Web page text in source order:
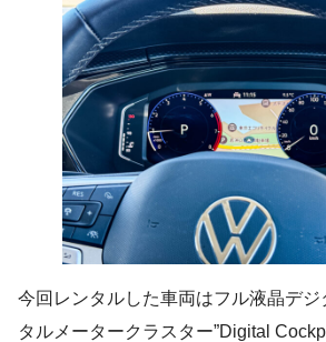
今回レンタルした車両はフル液晶デ
タルメータークラスター”Digital